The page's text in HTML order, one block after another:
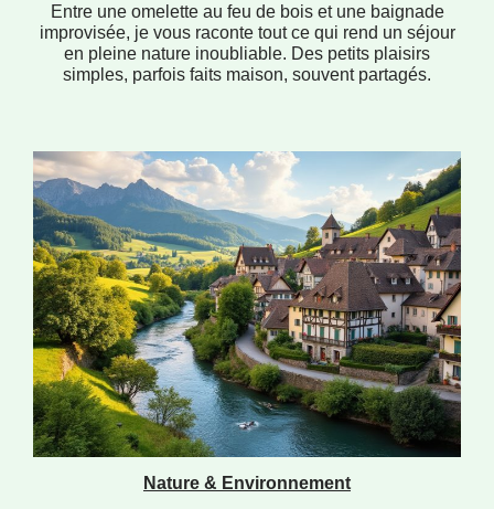
Entre une omelette au feu de bois et une baignade
improvisée, je vous raconte tout ce qui rend un séjour
en pleine nature inoubliable. Des petits plaisirs
simples, parfois faits maison, souvent partagés.
Nature & Environnement